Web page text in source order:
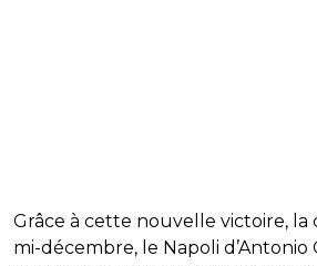
Grâce à cette nouvelle victoire,
mi-décembre, le Napoli d’Antonio